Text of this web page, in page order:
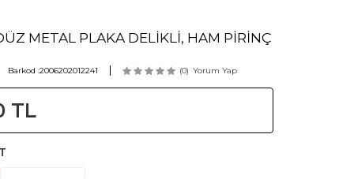
METAL PLAKA DELİKLİ, HAM PİRİNÇ
Barkod :2006202012241 (0) Yorum Yap
TL